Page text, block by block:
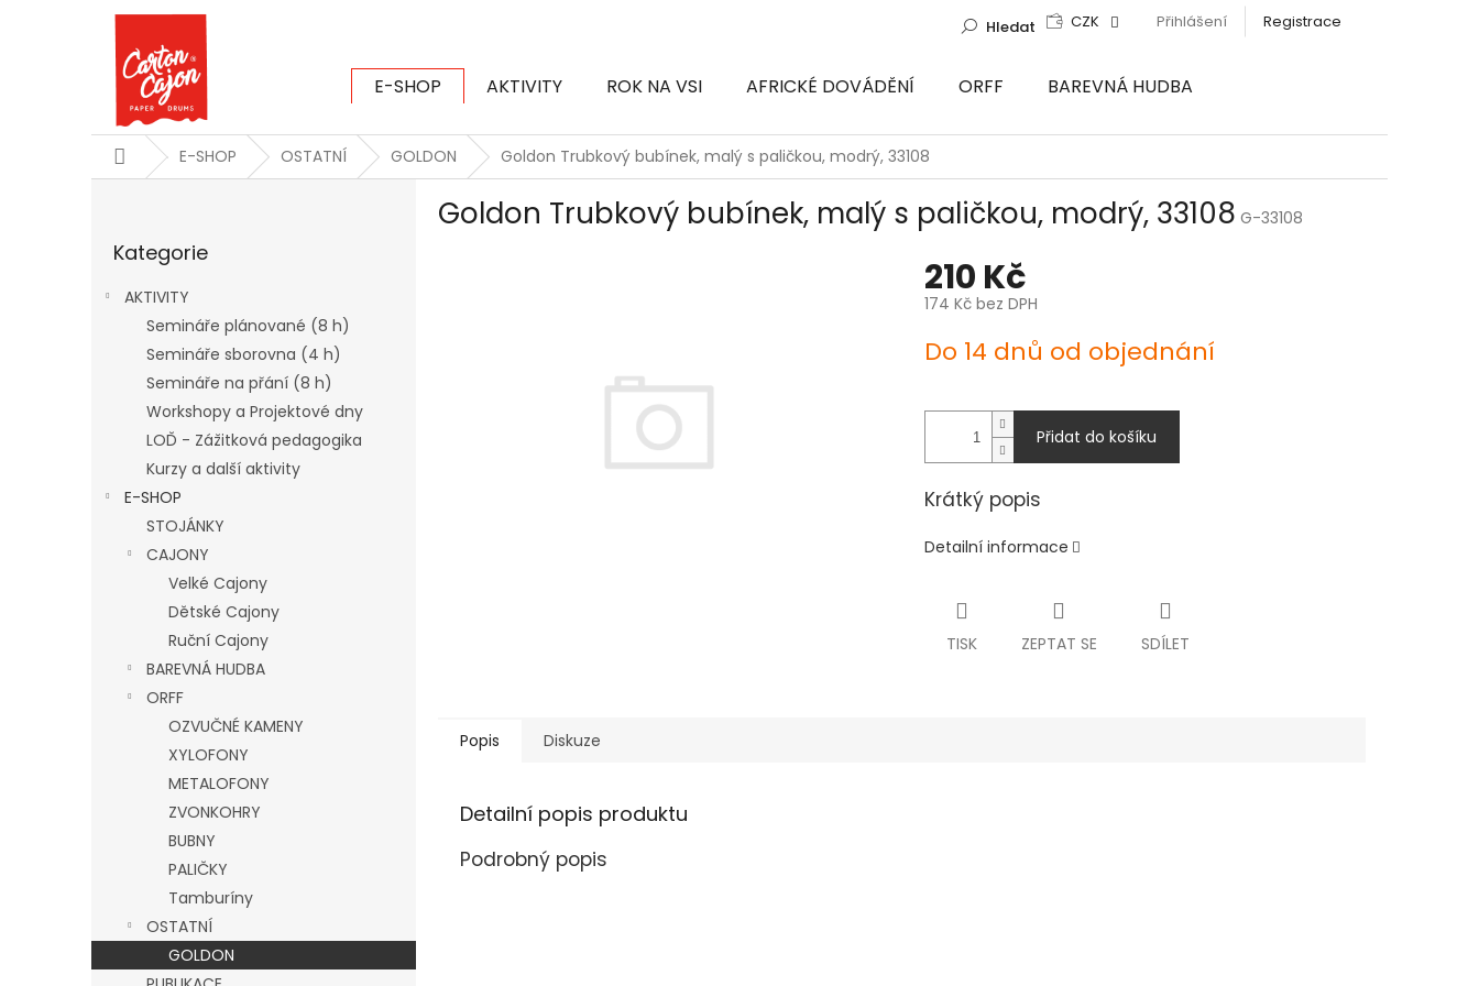
CZK Přihlášení Registrace
Hledat
E-SHOP AKTIVITY ROK NA VSI AFRICKÉ DOVÁDĚNÍ ORFF
BAREVNÁ HUDBA
DomůE-SHOP OSTATNÍ GOLDON Goldon Trubkový bubínek, malý s paličkou, modrý, 33108
kategorie
Kategorie
AKTIVITY
Semináře plánované (8 h)
Semináře sborovna (4 h)
Semináře na přání (8 h)
Workshopy a Projektové dny
LOĎ - Zážitková pedagogika
Kurzy a další aktivity
E-SHOP
STOJÁNKY
CAJONY
Velké Cajony
Dětské Cajony
Ruční Cajony
BAREVNÁ HUDBA
ORFF
OZVUČNÉ KAMENY
XYLOFONY
METALOFONY
ZVONKOHRY
BUBNY
PALIČKY
Tamburíny
OSTATNÍ
GOLDON
Goldon Trubkový bubínek, malý s paličkou, modrý, 33108 G-33108
210 Kč
174 Kč bez DPH
cena:
Do 14 dnů od objednání
Přidat do košíku
Krátký popis
Detailní informace
TISK ZEPTAT SE SDÍLET
Popis Diskuze
Detailní popis produktu
Podrobný popis